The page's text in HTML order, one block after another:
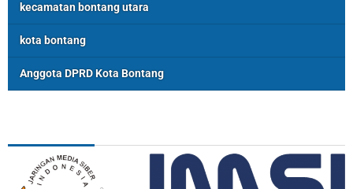
kecamatan bontang utara
kota bontang
Anggota DPRD Kota Bontang